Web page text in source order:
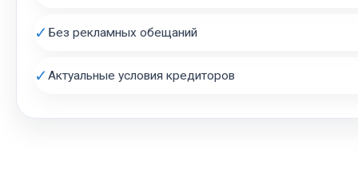
✓ Без рекламных обещаний
✓Актуальные условия кредиторов